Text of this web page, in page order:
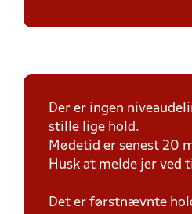
Der er ingen
stille lige hold.
Mødetid er senest 20
Husk at melde jer ved
Det er førstnævnte